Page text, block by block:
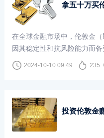
拿五十万买
在全球金融市场中，伦敦金（
因其稳定性和抗风险能力而
定性加剧的背景下，投资黄
我们有五十万人民币，用来
2024-10-10 09:49 235
投资伦敦金